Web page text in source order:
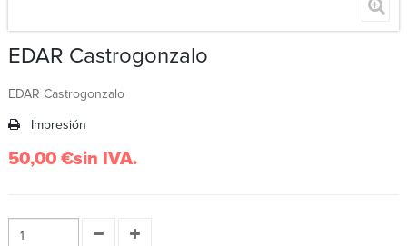
EDAR Castrogonzalo
EDAR Castrogonzalo
Impresión
50,00 €sin IVA.